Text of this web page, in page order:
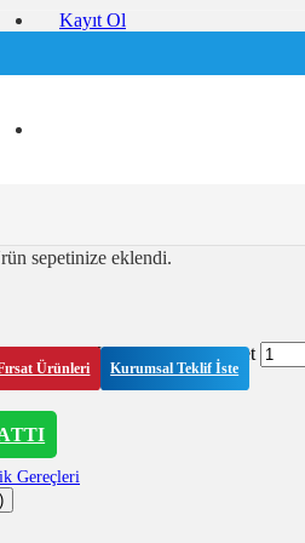
Kayıt Ol
sepetinize eklendi.
Ürünleri Kurumsal Teklif İste
65x80 Mavi Büyük Boy adet
Gereçleri